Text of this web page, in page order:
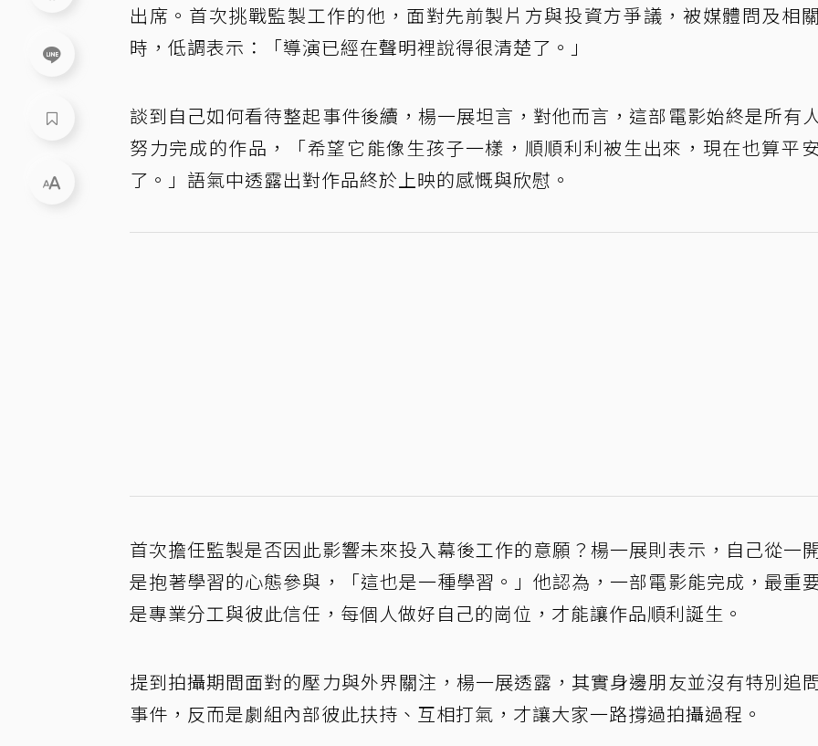
出席。首次挑戰監製工作的他，面對先前製片方與投資方爭議，被媒體問及相
時，低調表示：「導演已經在聲明裡說得很清楚了。」
談到自己如何看待整起事件後續，楊一展坦言，對他而言，這部電影始終是所有
努力完成的作品，「希望它能像生孩子一樣，順順利利被生出來，現在也算平
了。」語氣中透露出對作品終於上映的感慨與欣慰。
首次擔任監製是否因此影響未來投入幕後工作的意願？楊一展則表示，自己從一
是抱著學習的心態參與，「這也是一種學習。」他認為，一部電影能完成，最重
是專業分工與彼此信任，每個人做好自己的崗位，才能讓作品順利誕生。
提到拍攝期間面對的壓力與外界關注，楊一展透露，其實身邊朋友並沒有特別追
事件，反而是劇組內部彼此扶持、互相打氣，才讓大家一路撐過拍攝過程。